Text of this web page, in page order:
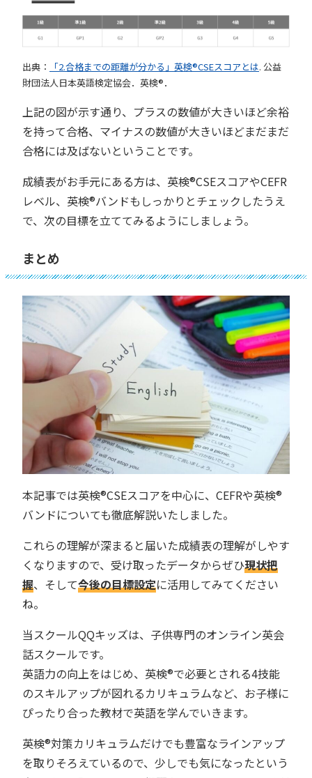
出典： 「2.合格までの距離が分かる」英検®︎CSEスコアとは. 公益
財団法人日本英語検定協会．英検®︎．
上記の図が示す通り、プラスの数値が大きいほど余裕
を持って合格、マイナスの数値が大きいほどまだまだ
合格には及ばないということです。
成績表がお手元にある方は、英検®︎CSEスコアやCEFR
レベル、英検®︎バンドもしっかりとチェックしたうえ
で、次の目標を立ててみるようにしましょう。
まとめ
本記事では英検®︎CSEスコアを中心に、CEFRや英検®︎
バンドについても徹底解説いたしました。
これらの理解が深まると届いた成績表の理解がしやす
くなりますので、受け取ったデータからぜひ現状把
握、そして今後の目標設定に活用してみてください
ね。
当スクールQQキッズは、子供専門のオンライン英会
話スクールです。
英語力の向上をはじめ、英検®︎で必要とされる4技能
のスキルアップが図れるカリキュラムなど、お子様に
ぴったり合った教材で英語を学んでいきます。
英検®︎対策カリキュラムだけでも豊富なラインアップ
を取りそろえているので、少しでも気になったという